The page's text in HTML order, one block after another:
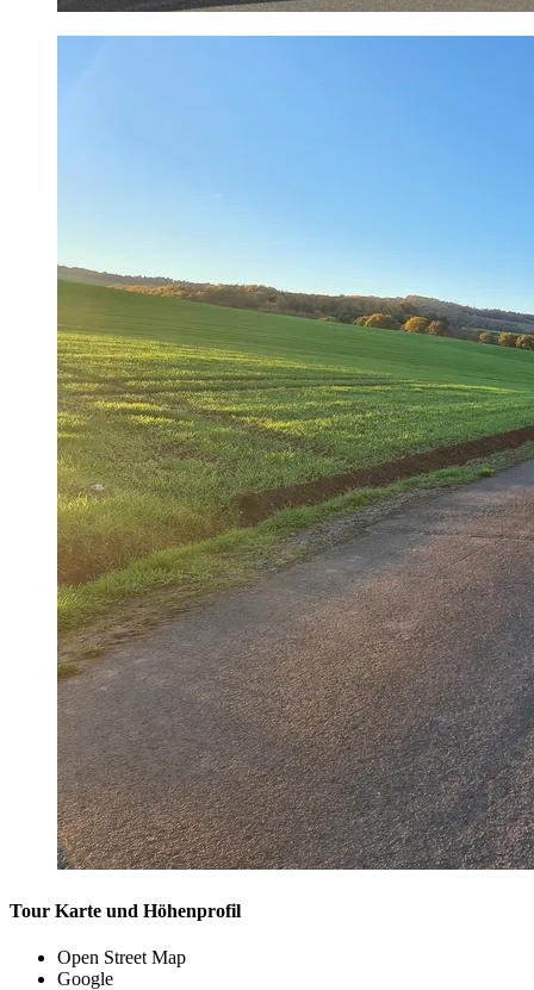
Tour Karte und Höhenprofil
Open Street Map
Google